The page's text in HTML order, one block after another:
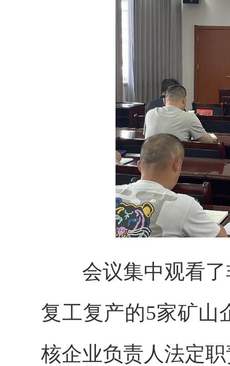
会议集中观看
复工复产的5家矿山
核企业负责人法定